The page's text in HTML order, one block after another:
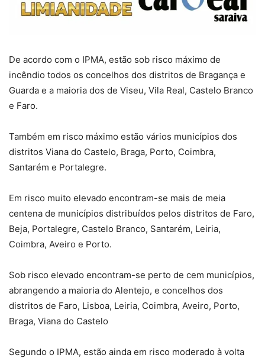
De acordo com o IPMA, estão sob risco máximo de
incêndio todos os concelhos dos distritos de Bragança e
Guarda e a maioria dos de Viseu, Vila Real, Castelo Branco
e Faro.
Também em risco máximo estão vários municípios dos
distritos Viana do Castelo, Braga, Porto, Coimbra,
Santarém e Portalegre.
Em risco muito elevado encontram-se mais de meia
centena de municípios distribuídos pelos distritos de Faro,
Beja, Portalegre, Castelo Branco, Santarém, Leiria,
Coimbra, Aveiro e Porto.
Sob risco elevado encontram-se perto de cem municípios,
abrangendo a maioria do Alentejo, e concelhos dos
distritos de Faro, Lisboa, Leiria, Coimbra, Aveiro, Porto,
Braga, Viana do Castelo
Segundo o IPMA, estão ainda em risco moderado à volta